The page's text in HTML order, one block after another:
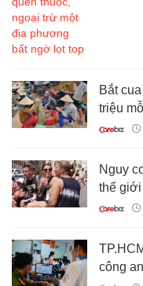
Bắt
triệu
Nguy
thế giới
công